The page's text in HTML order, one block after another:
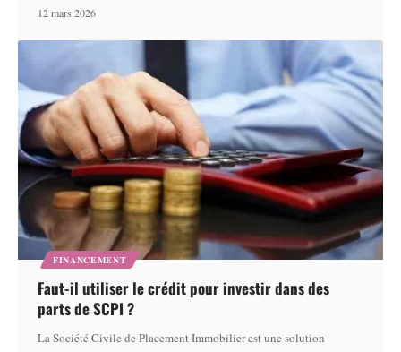
12 mars 2026
FINANCEMENT
Faut-il utiliser le crédit pour investir dans des
parts de SCPI ?
La Société Civile de Placement Immobilier est une solution